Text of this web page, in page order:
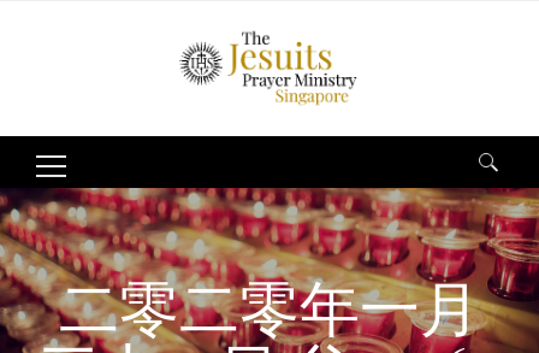
Search
for:
二零二零年一月